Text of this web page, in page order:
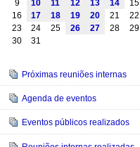
9
10 11 12 13 14
15
16
17 18 19 20 21
22
23
24 25 26 27 28
29
30
31
Navegação
Próximas reuniões internas
Agenda de eventos
Eventos públicos realizados